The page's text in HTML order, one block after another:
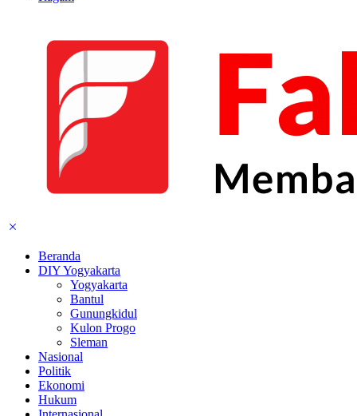
Beranda
DIY Yogyakarta
Yogyakarta
Bantul
Gunungkidul
Kulon Progo
Sleman
Nasional
Politik
Ekonomi
Hukum